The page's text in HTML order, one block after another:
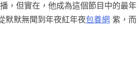
，但實在，他成為這個節目中的最年
默無聞到年夜紅年夜包養網 紫，而